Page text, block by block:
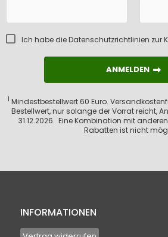
Ich habe dieDatenschutzrichtlinien zur
ANMELDEN
ANMELDEN
1 Mindestbestellwert 60 Euro.
Bestellwert, nur solange der Vorrat reicht,
31.12.2026. Eine Kombination mit
Rabatten ist nicht
INFORMATIONEN